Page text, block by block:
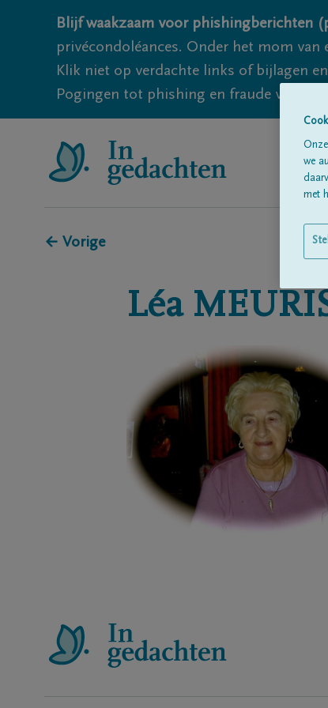
Blijf waakzaam voor phishingberichten
privécondoléances. Onder het mom van
Klik niet op verdachte links of bijlagen
Pogingen tot phishing en fraude vallen
← Vorige
Léa
we
met